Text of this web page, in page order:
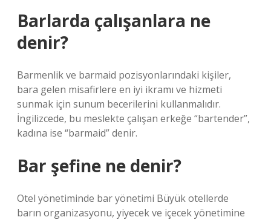
Barlarda çalışanlara ne
denir?
Barmenlik ve barmaid pozisyonlarındaki kişiler,
bara gelen misafirlere en iyi ikramı ve hizmeti
sunmak için sunum becerilerini kullanmalıdır.
İngilizcede, bu meslekte çalışan erkeğe “bartender”,
kadına ise “barmaid” denir.
Bar şefine ne denir?
Otel yönetiminde bar yönetimi Büyük otellerde
barın organizasyonu, yiyecek ve içecek yönetimine